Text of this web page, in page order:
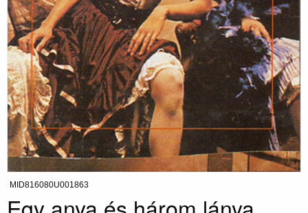
MID816080U001863